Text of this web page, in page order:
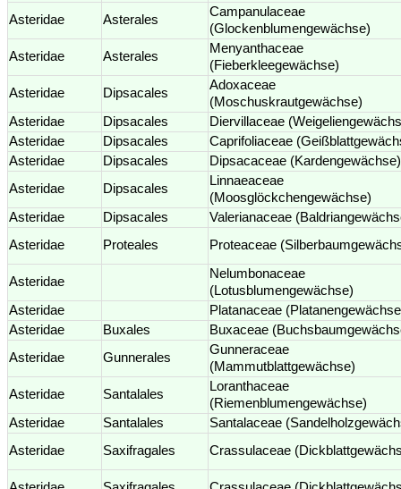
Asteridae
Asterales
Campanulaceae
(Glockenblumengewächse)
Asteridae
Asterales
Menyanthaceae
(Fieberkleegewächse)
Asteridae
Dipsacales
Adoxaceae
(Moschuskrautgewächse)
Asteridae
Dipsacales
Diervillaceae
Asteridae
Dipsacales
Caprifoliaceae
Asteridae
Dipsacales
Dipsacaceae (Kardengewächse)
Asteridae
Dipsacales
Linnaeaceae
(Moosglöckchengewächse)
Asteridae
Dipsacales
Valerianaceae
Asteridae
Proteales Proteaceae
Asteridae
Nelumbonaceae
(Lotusblumengewächse)
Asteridae
Platanaceae
Asteridae
Buxales
Buxaceae
Asteridae
Gunnerales
Gunneraceae
(Mammutblattgewächse)
Asteridae
Santalales
Loranthaceae
(Riemenblumengewächse)
Asteridae
Santalales
Santalaceae
Asteridae
Saxifragales Crassulaceae